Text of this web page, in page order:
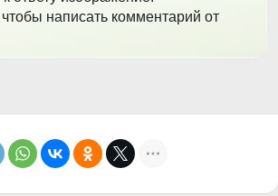
чтобы написать комментарий от